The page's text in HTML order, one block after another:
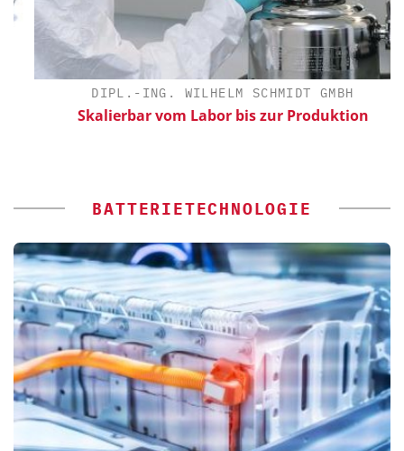
DIPL.-ING. WILHELM SCHMIDT GMBH
Skalierbar vom Labor bis zur Produktion
BATTERIETECHNOLOGIE